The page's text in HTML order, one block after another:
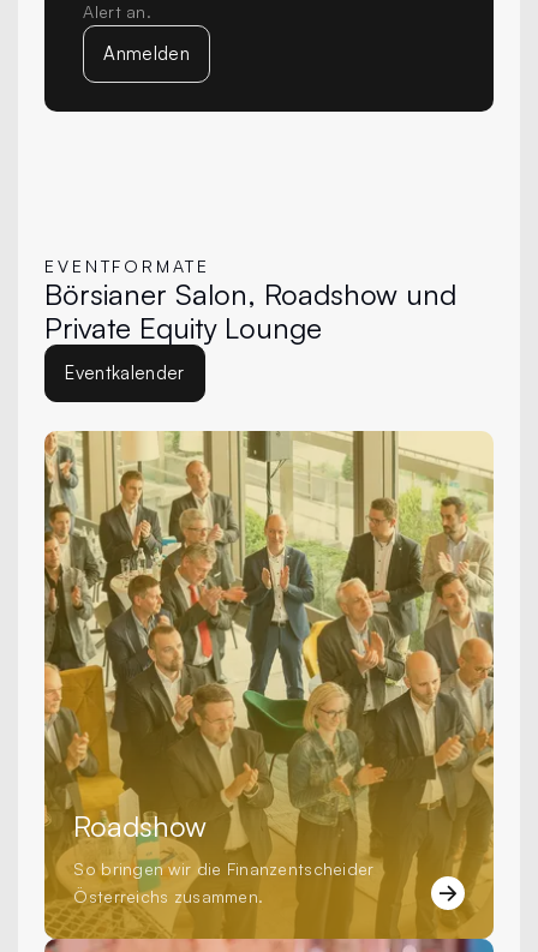
Alert an.
Anmelden
EVENTFORMATE
Börsianer Salon, Roadshow und
Private Equity Lounge
Eventkalender
Roadshow
So bringen wir die Finanzentscheider
Österreichs zusammen.